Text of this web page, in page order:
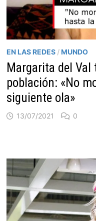
EN LAS REDES / MUNDO
Margarita del
población: «No
siguiente ola»
13/07/2021 0